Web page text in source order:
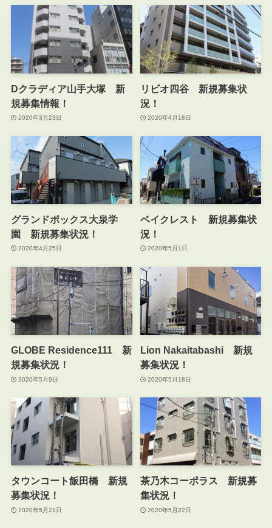
Dクラディア山手大塚 新
規募集情報！
2020年3月23日
リビオ四谷 新規募集状
況！
2020年4月18日
グランドボックス大泉学
園 新規募集状況！
2020年4月25日
ベイクレスト 新規募集状
況！
2020年5月1日
GLOBE Residence111 新
規募集状況！
2020年5月9日
Lion Nakaitabashi 新規
募集状況！
2020年5月18日
タウンコート飯田橋 新規
募集状況！
2020年5月21日
茶乃木コーポラス 新規募
集状況！
2020年5月22日